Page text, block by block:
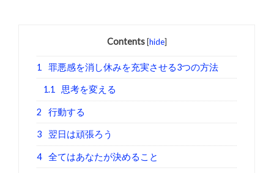
Contents [hide]
1 罪悪感を消し休みを充実させる3つの方法
1.1 思考を変える
2 行動する
3 翌日は頑張ろう
4 全てはあなたが決めること